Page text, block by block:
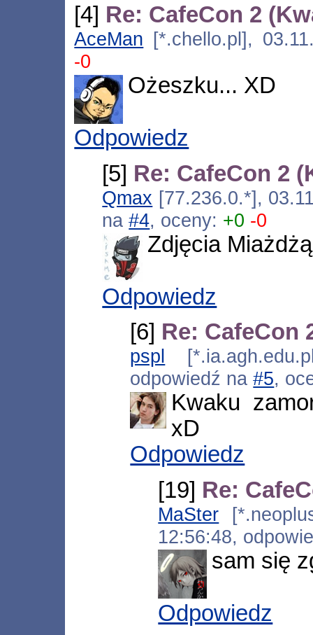
[4] Re: CafeCon 2
AceMan [*.chello.pl],
-0
Ożeszku... XD
Odpowiedz
[5] Re: CafeCon 2
Qmax [77.236.0.*],
na#4, oceny: +0 -0
Zdjęcia
Odpowiedz
[6] Re: CafeCon
pspl
odpowiedź na#5,
Kwaku
xD
Odpowiedz
[19] Re:
MaSter
12:56:48,
sam się
Odpowiedz